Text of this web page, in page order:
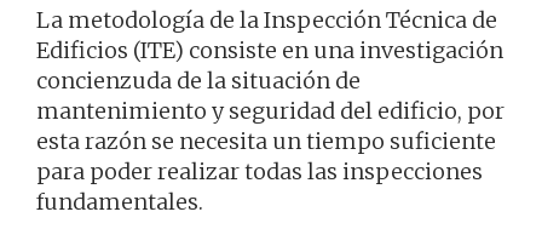
La metodología de la Inspección Técnica de
Edificios (ITE) consiste en una investigación
concienzuda de la situación de
mantenimiento y seguridad del edificio, por
esta razón se necesita un tiempo suficiente
para poder realizar todas las inspecciones
fundamentales.